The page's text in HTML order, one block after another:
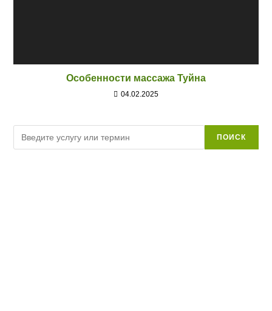
Особенности массажа Туйна
04.02.2025
ПОИСК